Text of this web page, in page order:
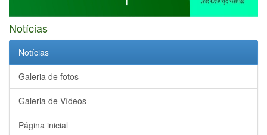
Notícias
Notícias
Galeria de fotos
Galeria de Vídeos
Página inicial